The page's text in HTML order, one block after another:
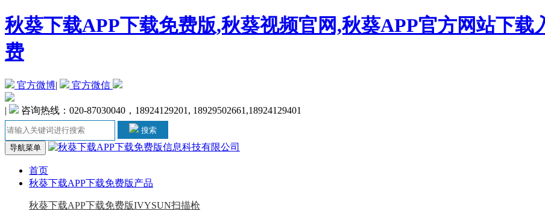
秋葵下载APP下载免费版,秋葵视频官网,秋葵APP官方网站下载
费
官方微博| 官方微信
| 咨询热线：020-87030040，18924129201, 18929502661,18924129401
搜索
导航菜单
首页
秋葵下载APP下载免费版产品
秋葵下载APP下载免费版IVYSUN扫描枪